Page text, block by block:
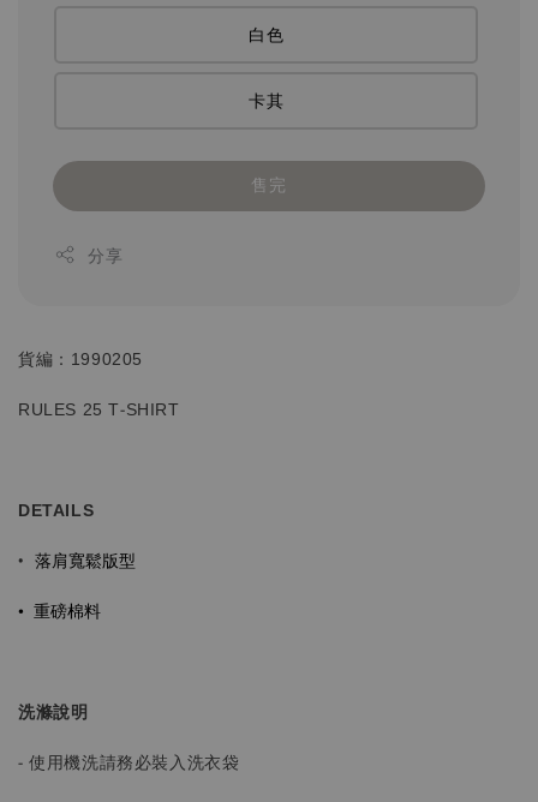
白色
卡其
售完
分享
貨編：1990205
RULES 25 T-SHIRT
DETAILS
• 落肩寬鬆版型
• 重磅棉料
洗滌說明
- 使用機洗請務必裝入洗衣袋